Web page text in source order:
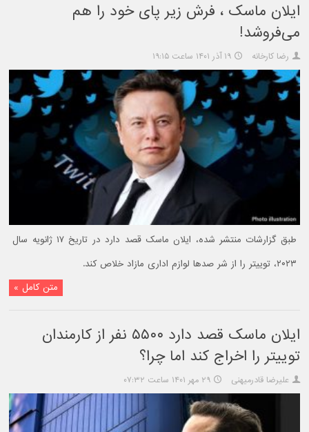
ایلان ماسک ، فرش زیر پای خود را هم
می‌فروشد!
رضا کارخانه ۱۹ آذر ۱۴۰۱ ساعت ۱۹:۱۵
طبق گزارشات منتشر شده، ایلان ماسک قصد دارد در تاریخ ۱۷ ژانویه سال
۲۰۲۳، توییتر را از شر صدها لوازم اداری مازاد خلاص کند.
متن کامل »
ایلان ماسک قصد دارد ۵۵۰۰ نفر از کارمندان
توییتر را اخراج کند اما چرا؟
علیرضا قادرمیهنی ۲۹ مهر ۱۴۰۱ ساعت ۰۷:۳۲